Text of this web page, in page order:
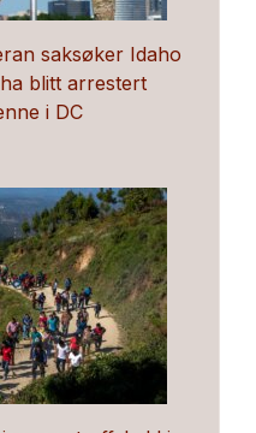
saksøker Idaho
blitt arrestert
i DC